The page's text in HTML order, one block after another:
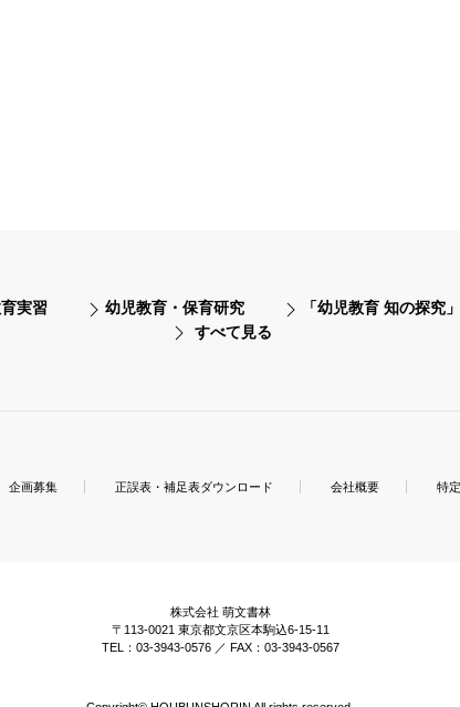
実習 幼児教育・保育研究 「幼児教育 知の探究
すべて見る
企画募集 正誤表・補足表ダウンロード 会社概要 特
株式会社 萌文書林
〒113-0021 東京都文京区本駒込6-15-11
TEL：03-3943-0576 ／ FAX：03-3943-0567